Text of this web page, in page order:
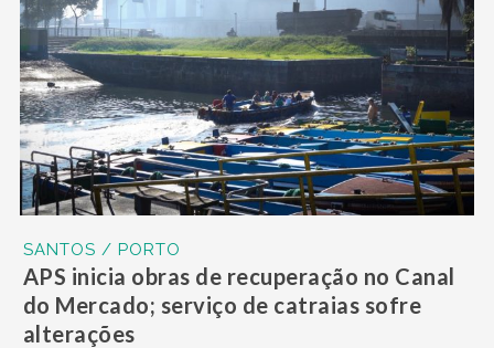
SANTOS / PORTO
APS inicia obras de recuperação no Canal
do Mercado; serviço de catraias sofre
alterações